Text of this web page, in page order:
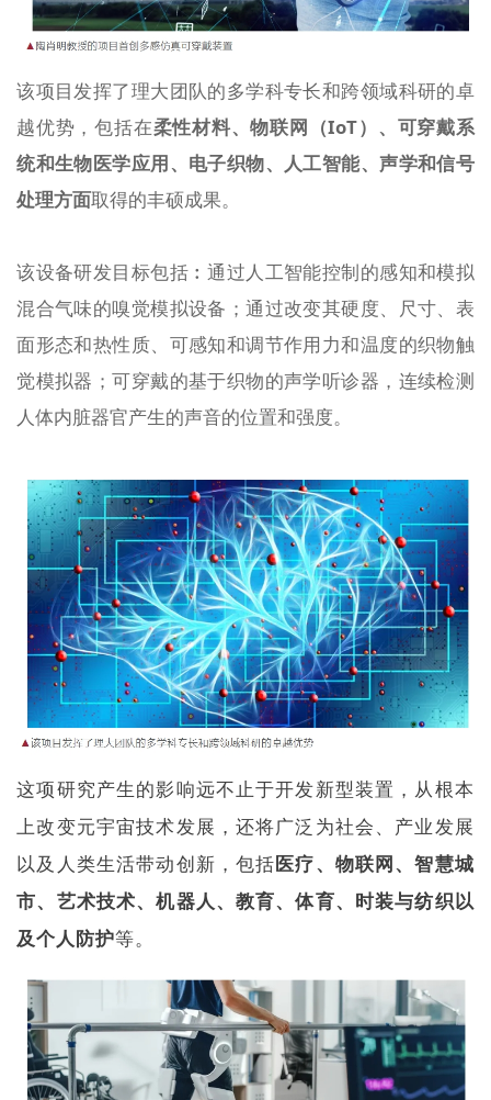
该项目发挥了理大团队的多学科专长和跨领域科研的卓
越优势，包括在柔性材料、物联网（IoT）、可穿戴系
统和生物医学应用、电子织物、人工智能、声学和信号
处理方面取得的丰硕成果。
该设备研发目标包括︰通过人工智能控制的感知和模拟
混合气味的嗅觉模拟设备；通过改变其硬度、尺寸、表
面形态和热性质、可感知和调节作用力和温度的织物触
觉模拟器；可穿戴的基于织物的声学听诊器，连续检测
人体内脏器官产生的声音的位置和强度。
这项研究产生的影响远不止于开发新型装置，从根本
上改变元宇宙技术发展，还将广泛为社会、产业发展
以及人类生活带动创新，包括 医疗、物联网、智慧城
市、艺术技术、机器人、教育、体育、时装与纺织以
及个人防护等。